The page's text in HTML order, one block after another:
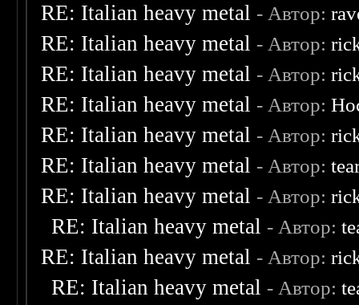
RE: Italian heavy metal - Автор:
RE: Italian heavy metal - Автор:
RE: Italian heavy metal - Автор:
RE: Italian heavy metal - Автор:
RE: Italian heavy metal - Автор:
RE: Italian heavy metal - Автор:
RE: Italian heavy metal - Автор:
RE: Italian heavy metal - Автор:
RE: Italian heavy metal - Автор:
RE: Italian heavy metal - Автор: